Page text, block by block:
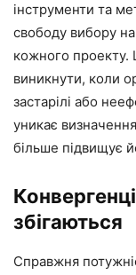
інструменти та
свободу вибору
кожного проекту.
виникнути, коли
застарілі або
уникає
більше підвищує
збігаються
Справжня